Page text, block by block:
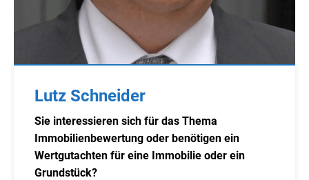
Lutz Schneider
Sie interessieren sich für das Thema
Immobilienbewertung oder benötigen ein
Wertgutachten für eine Immobilie oder ein
Grundstück?